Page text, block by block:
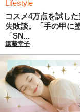
Lifestyle
コスメ4万点を試し
失敗談。「手の甲に
「SN...
遠藤幸子